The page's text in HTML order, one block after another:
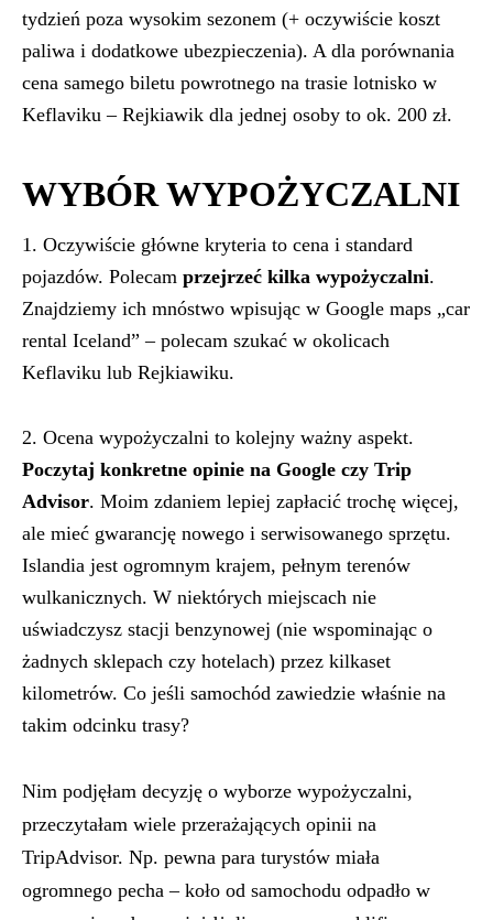
tydzień poza wysokim sezonem (+ oczywiście koszt
paliwa i dodatkowe ubezpieczenia). A dla porównania
cena samego biletu powrotnego na trasie lotnisko w
Keflaviku – Rejkiawik dla jednej osoby to ok. 200 zł.
WYBÓR WYPOŻYCZALNI
1. Oczywiście główne kryteria to cena i standard
pojazdów. Polecam przejrzeć kilka wypożyczalni.
Znajdziemy ich mnóstwo wpisując w Google maps „car
rental Iceland” – polecam szukać w okolicach
Keflaviku lub Rejkiawiku.
2. Ocena wypożyczalni to kolejny ważny aspekt.
Poczytaj konkretne opinie na Google czy Trip
Advisor. Moim zdaniem lepiej zapłacić trochę więcej,
ale mieć gwarancję nowego i serwisowanego sprzętu.
Islandia jest ogromnym krajem, pełnym terenów
wulkanicznych. W niektórych miejscach nie
uświadczysz stacji benzynowej (nie wspominając o
żadnych sklepach czy hotelach) przez kilkaset
kilometrów. Co jeśli samochód zawiedzie właśnie na
takim odcinku trasy?
Nim podjęłam decyzję o wyborze wypożyczalni,
przeczytałam wiele przerażających opinii na
TripAdvisor. Np. pewna para turystów miała
ogromnego pecha – koło od samochodu odpadło w